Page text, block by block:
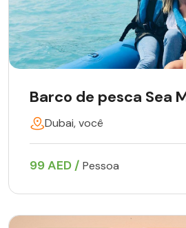
Barco de pesca Sea
Dubai, você
99 AED / Pessoa